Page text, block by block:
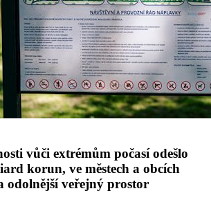
vůči extrémům počasí odešlo
korun, ve městech a obcích
odolnější veřejný prostor